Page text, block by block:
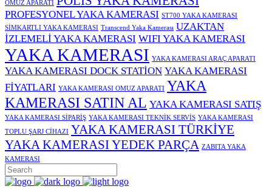
OMUZ APARATI
PROFESYONEL YAKA KAMERASI ST700 YAKA KAMERASI
SİMKARTLI YAKA KAMERASI Transcend Yaka Kamerası UZAKTAN
İZLEMELİ YAKA KAMERASI WIFI YAKA KAMERASI
YAKA KAMERASI YAKA KAMERASI ARAÇ APARATI
YAKA KAMERASI DOCK STATİON YAKA KAMERASI
FİYATLARI YAKA KAMERASI OMUZ APARATI YAKA
KAMERASI SATIN AL YAKA KAMERASI SATIŞ
YAKA KAMERASI SİPARİŞ YAKA KAMERASI TEKNİK SERVİS YAKA KAMERASI
TOPLU ŞARJ CİHAZI YAKA KAMERASI TÜRKİYE
YAKA KAMERASI YEDEK PARÇA ZABITA YAKA
KAMERASI